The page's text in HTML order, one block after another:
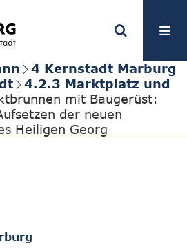
4 Kernstadt Marburg
4.2.3 Marktplatz und
mit Baugerüst:
der neuen
Heiligen Georg